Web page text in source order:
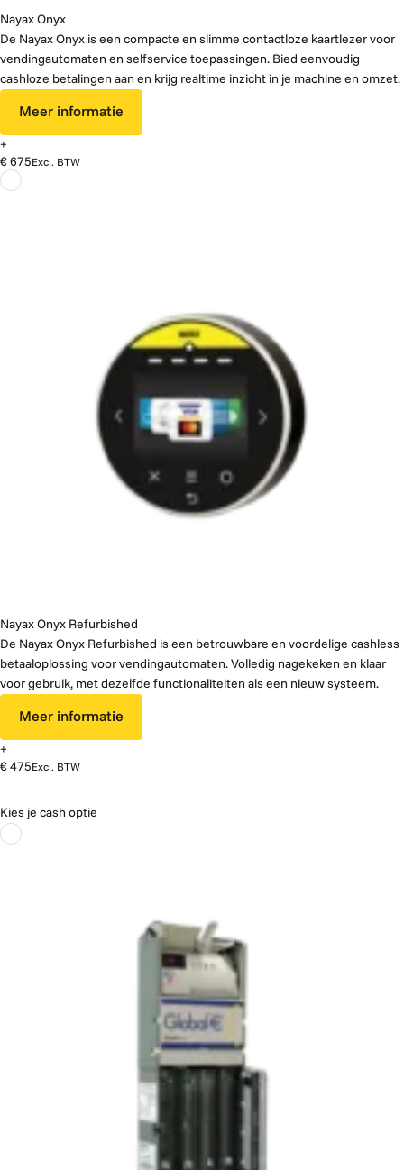
Nayax Onyx
De Nayax Onyx is een compacte en slimme contactloze kaartlezer voor
vendingautomaten en selfservice toepassingen. Bied eenvoudig
cashloze betalingen aan en krijg realtime inzicht in je machine en omzet.
Meer informatie
+
€ 675Excl. BTW
Nayax Onyx Refurbished
De Nayax Onyx Refurbished is een betrouwbare en voordelige cashless
betaaloplossing voor vendingautomaten. Volledig nagekeken en klaar
voor gebruik, met dezelfde functionaliteiten als een nieuw systeem.
Meer informatie
+
€ 475Excl. BTW
Kies je cash optie